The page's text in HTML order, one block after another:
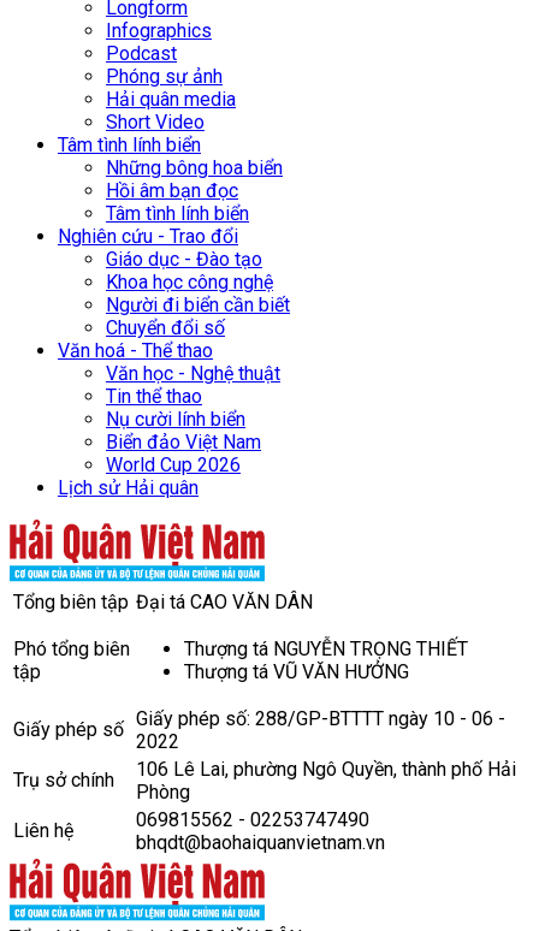
Longform
Infographics
Podcast
Phóng sự ảnh
Hải quân media
Short Video
Tâm tình lính biển
Những bông hoa biển
Hồi âm bạn đọc
Tâm tình lính biển
Nghiên cứu - Trao đổi
Giáo dục - Đào tạo
Khoa học công nghệ
Người đi biển cần biết
Chuyển đổi số
Văn hoá - Thể thao
Văn học - Nghệ thuật
Tin thể thao
Nụ cười lính biển
Biển đảo Việt Nam
World Cup 2026
Lịch sử Hải quân
Tổng biên tập Đại tá CAO VĂN DÂN
Phó tổng biên
tập
Thượng tá NGUYỄN TRỌNG THIẾT
Thượng tá VŨ VĂN HƯỞNG
Giấy phép số Giấy phép số: 288/GP-BTTTT ngày 10 - 06 -
2022
Trụ sở chính
106 Lê Lai, phường Ngô Quyền, thành phố Hải
Phòng
Liên hệ
069815562 - 02253747490
bhqdt@baohaiquanvietnam.vn